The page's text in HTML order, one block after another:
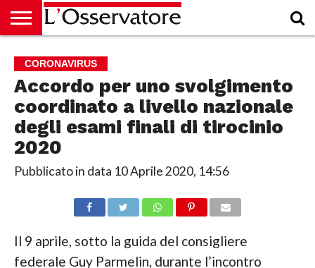
CULTURA
ECONOMIA
RUBRICHE
ARCHIVIO
PODCAST
ABBONAMENTO
CHI
SIAMO
ACCEDI
CORONAVIRUS
Accordo per uno svolgimento
coordinato a livello nazionale
degli esami finali di tirocinio
2020
Pubblicato in data 10 Aprile 2020, 14:56
Il 9 aprile, sotto la guida del consigliere
federale Guy Parmelin, durante l’incontro